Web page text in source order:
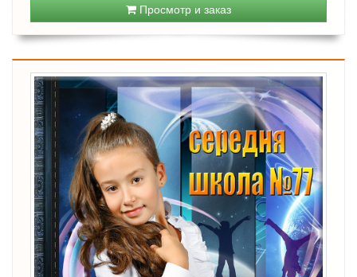
Просмотр и заказ